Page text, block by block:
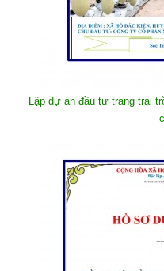
Lập dự án đầu tư trang trại